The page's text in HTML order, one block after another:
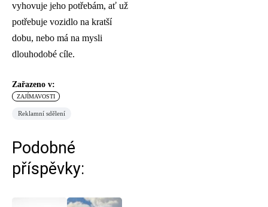
vyhovuje jeho potřebám, ať už
potřebuje vozidlo na kratší
dobu, nebo má na mysli
dlouhodobé cíle.
Zařazeno v:
ZAJÍMAVOSTI
Reklamní sdělení
Podobné
příspěvky: